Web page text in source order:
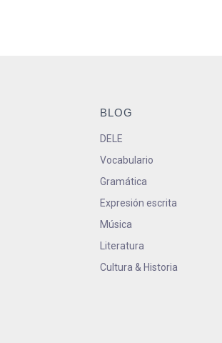
BLOG
DELE
Vocabulario
Gramática
Expresión escrita
Música
Literatura
Cultura & Historia